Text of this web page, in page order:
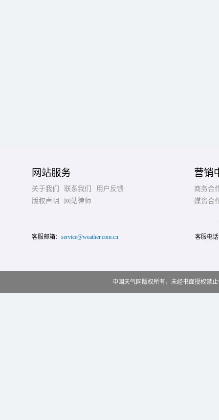
网站服务
关于我们 联系我们
用户反馈
版权声明
网站律师
营销
商务合
媒资合
客服邮箱： service@weather.com.cn 客服电
中国天气网版权所有，未经书面授权